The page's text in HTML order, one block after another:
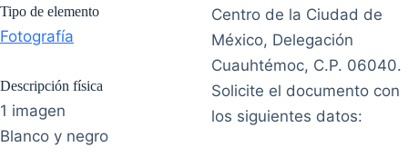
Tipo de elemento
Fotografía
Descripción física
1 imagen
Blanco y negro
Centro de la Ciudad de
México, Delegación
Cuauhtémoc, C.P. 06040.
Solicite el documento con
los siguientes datos: